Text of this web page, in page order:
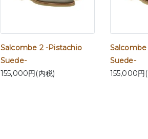
Salcombe 2 -Pistachio
Suede-
155,000円(内税)
Suede-
155,000円